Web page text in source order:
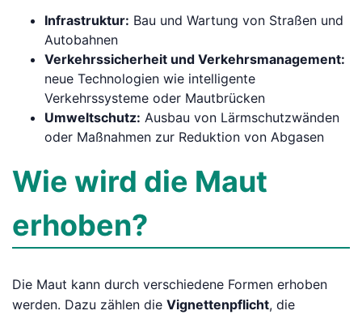
Infrastruktur: Bau und Wartung von Straßen und
Autobahnen
Verkehrssicherheit und Verkehrsmanagement:
neue Technologien wie intelligente
Verkehrssysteme oder Mautbrücken
Umweltschutz: Ausbau von Lärmschutzwänden
oder Maßnahmen zur Reduktion von Abgasen
Wie wird die Maut
erhoben?
Die Maut kann durch verschiedene Formen erhoben
werden. Dazu zählen die Vignettenpflicht, die